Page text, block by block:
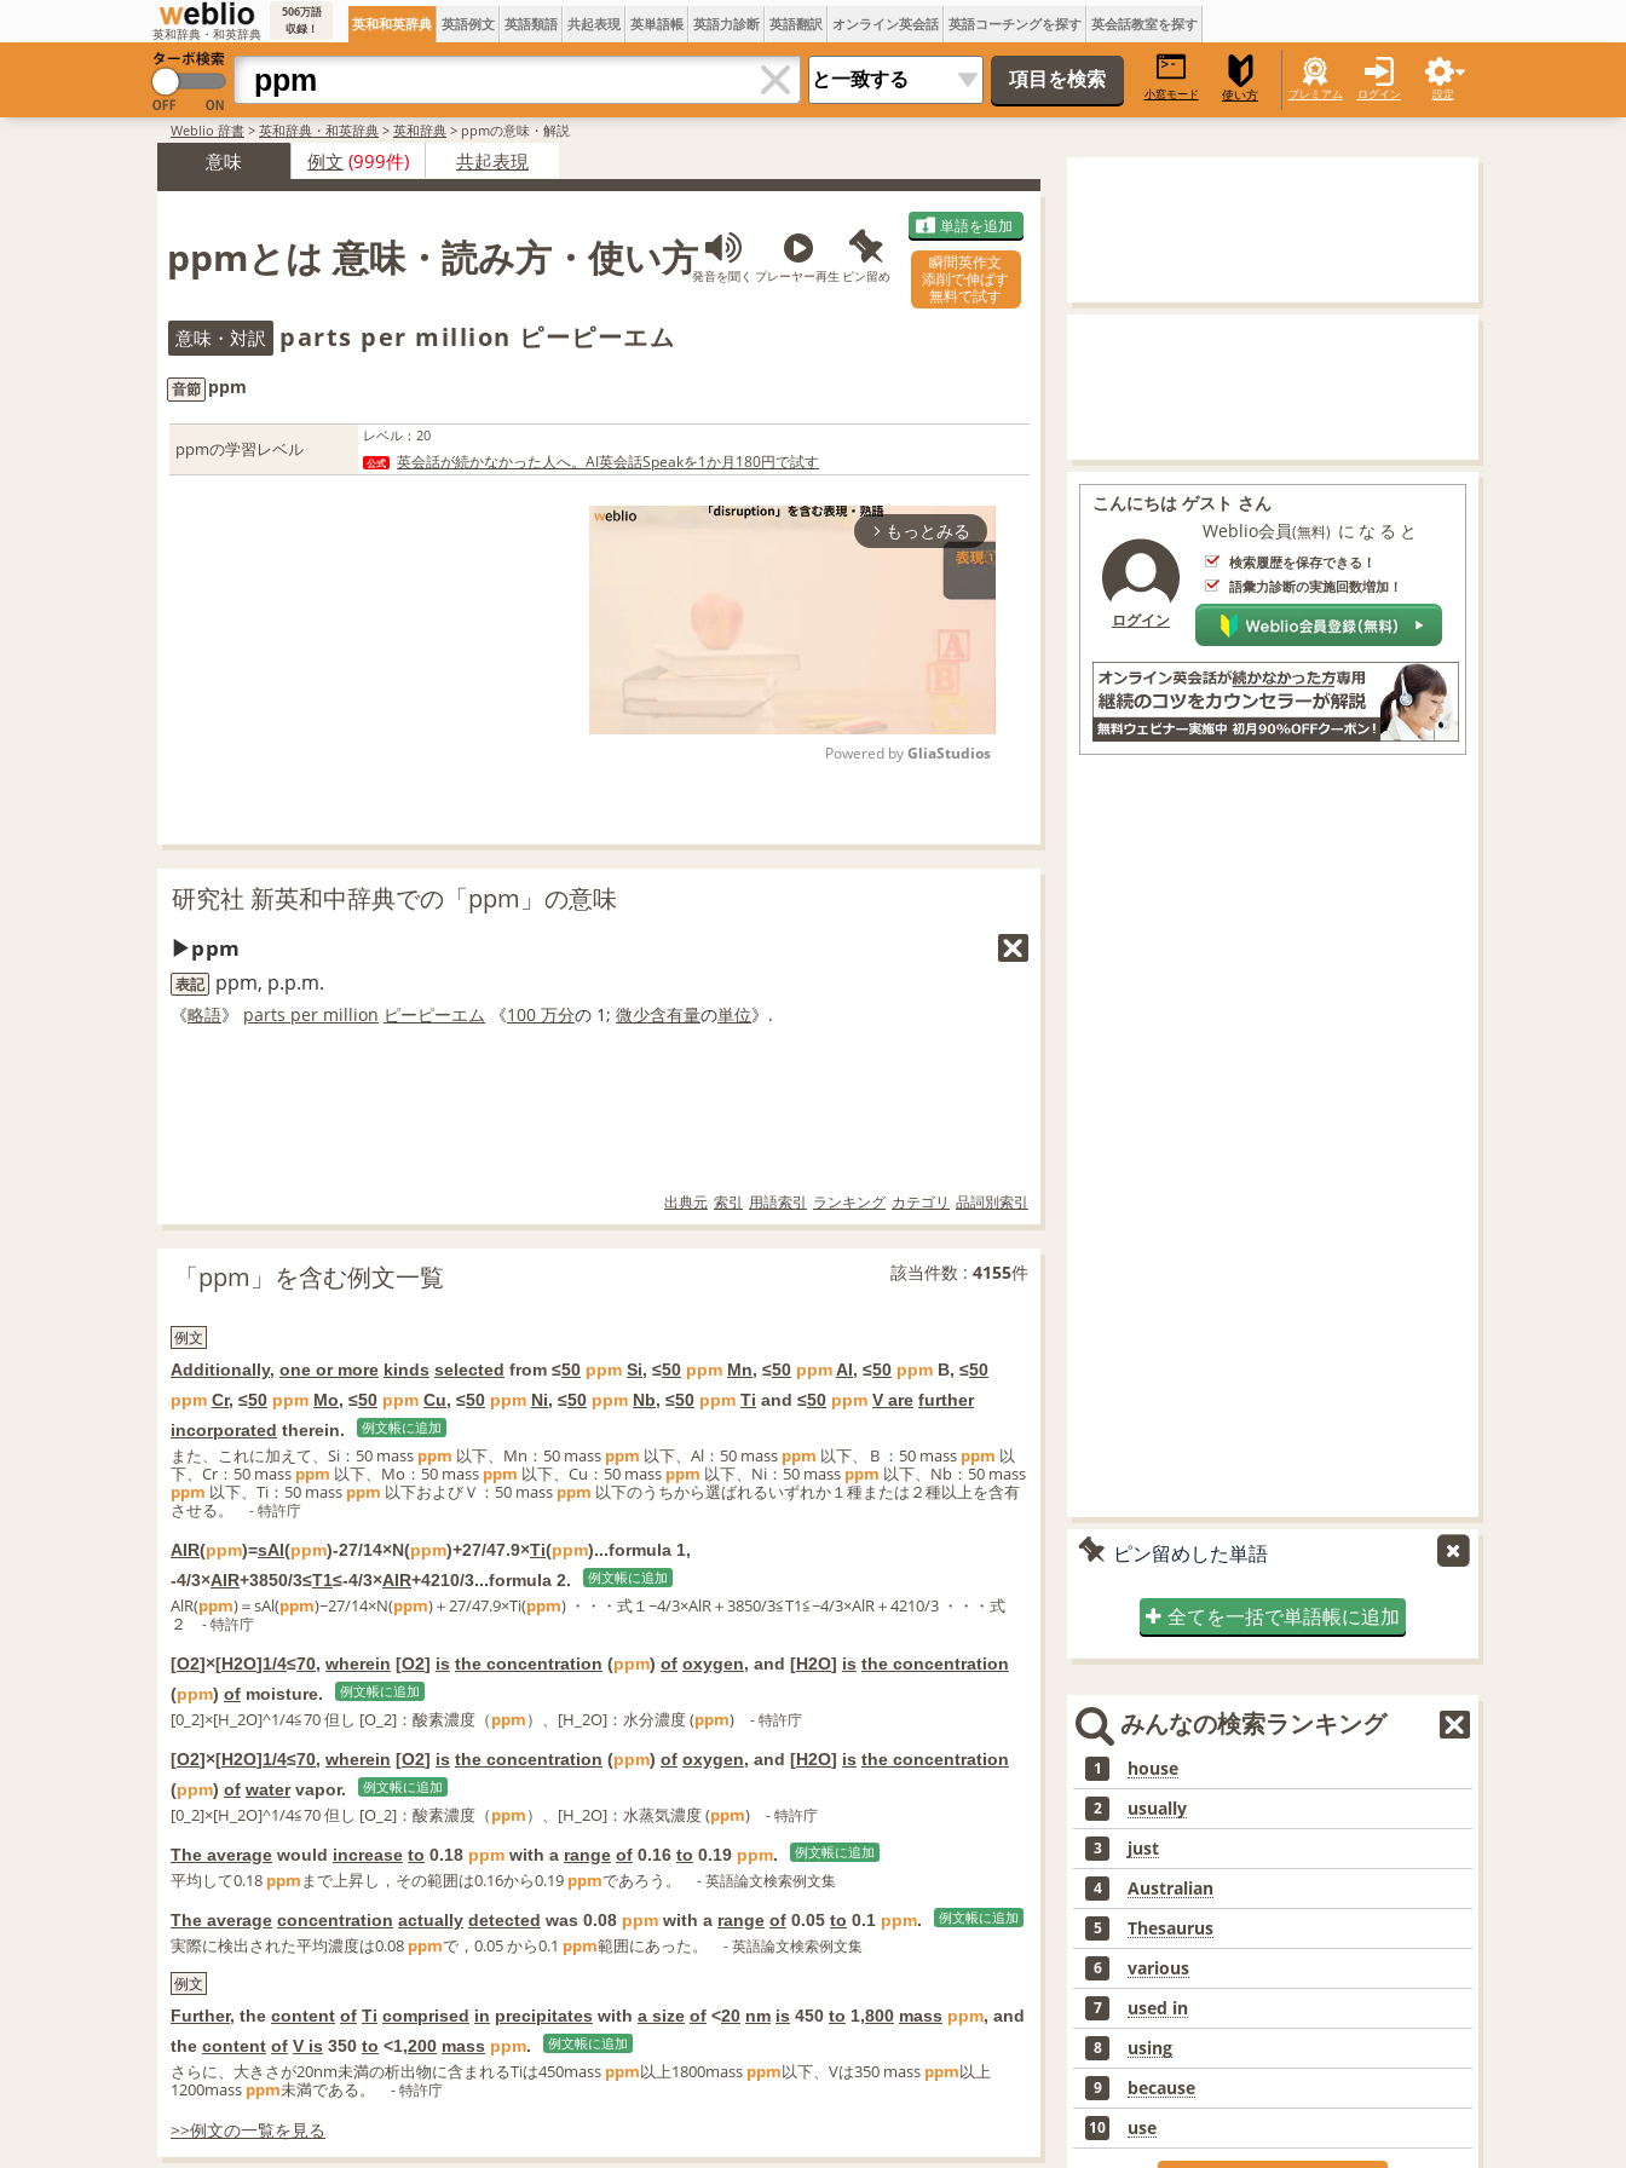
英和辞典・和英辞典
506万語
収録！
英和和英辞典 英語例文 英語類語 共起表現 英単語帳 英語力診断 英語翻訳 オンライン英会話 英語コーチングを探す 英会話教室を探す
小窓モード 使い方 プレミアム ログイン 設定
Weblio 辞書 > 英和辞典・和英辞典 > 英和辞典 > ppmの意味・解説
意味 例文 (999件) 共起表現
ppmとは 意味・読み方・使い方発音を聞く プレーヤー再生 ピン留め
単語を追加
瞬間英作文
添削で伸ばす
無料で試す
意味・対訳 parts per million ピーピーエム
音節 ppm
ppmの学習レベル
レベル ： 20
公式 英会話が続かなかった人へ。AI英会話Speakを1か月180円で試す
arrow_forward_ios もっとみる
Powered by GliaStudios
研究社 新英和中辞典での「ppm」の意味
ppm
表記 ppm, p.p.m.
《略語》 parts per million ピーピーエム 《100 万分の 1; 微少含有量の単位》.
出典元 索引 用語索引 ランキング カテゴリ 品詞別索引
「ppm」を含む例文一覧 該当件数 : 4155件
例文
Additionally, one or more kinds selected from ≤50 ppm Si, ≤50 ppm Mn, ≤50 ppmAl, ≤50 ppm B, ≤50
ppm Cr, ≤50 ppm Mo, ≤50 ppm Cu, ≤50 ppm Ni, ≤50 ppm Nb, ≤50 ppm Ti and ≤50 ppm V are further
incorporated therein. 例文帳に追加
また、これに加えて、Si：50 mass ppm 以下、Mn：50 mass ppm 以下、Al：50 mass ppm 以下、Ｂ：50 mass ppm 以
下、Cr：50 mass ppm 以下、Mo：50 mass ppm 以下、Cu：50 mass ppm 以下、Ni：50 mass ppm 以下、Nb：50 mass
ppm 以下、Ti：50 mass ppm 以下およびＶ：50 mass ppm 以下のうちから選ばれるいずれか１種または２種以上を含有
させる。
- 特許庁
AIR(ppm)=sAl(ppm)-27/14×N(ppm)+27/47.9×Ti(ppm)...formula 1,
-4/3×AIR+3850/3≤T1≤-4/3×AIR+4210/3...formula 2. 例文帳に追加
AlR(ppm)＝sAl(ppm)−27/14×N(ppm)＋27/47.9×Ti(ppm) ・・・式１−4/3×AlR＋3850/3≦T1≦−4/3×AlR＋4210/3 ・・・式
２
- 特許庁
[O2]×[H2O]1/4≤70, wherein [O2] is the concentration (ppm) of oxygen, and [H2O] is the concentration
(ppm) of moisture. 例文帳に追加
[0_2]×[H_2O]^1/4≦70 但し [O_2]：酸素濃度（ppm）、[H_2O]：水分濃度 (ppm) - 特許庁
[O2]×[H2O]1/4≤70, wherein [O2] is the concentration (ppm) of oxygen, and [H2O] is the concentration
(ppm) of watervapor. 例文帳に追加
[0_2]×[H_2O]^1/4≦70 但し [O_2]：酸素濃度（ppm）、[H_2O]：水蒸気濃度 (ppm) - 特許庁
The average would increase to 0.18 ppm with a range of 0.16 to 0.19 ppm. 例文帳に追加
平均して0.18 ppmまで上昇し，その範囲は0.16から0.19 ppmであろう。 - 英語論文検索例文集
The average concentration actually detected was 0.08 ppm with a range of 0.05 to 0.1 ppm. 例文帳に追加
実際に検出された平均濃度は0.08 ppmで，0.05 から0.1 ppm範囲にあった。
- 英語論文検索例文集
例文
Further, the content of Ti comprised in precipitates with a size of <20 nm is 450 to 1,800 mass ppm, and
the content of V is 350 to <1,200 mass ppm. 例文帳に追加
さらに、大きさが20nm未満の析出物に含まれるTiは450mass ppm以上1800mass ppm以下、Vは350 mass ppm以上
1200mass ppm未満である。 - 特許庁
>>例文の一覧を見る
こんにちは ゲスト さん
ログイン
Weblio会員(無料) になると
検索履歴を保存できる！
語彙力診断の実施回数増加！
ピン留めした単語
全てを一括で単語帳に追加
みんなの検索ランキング
1 house
2 usually
3 just
4 Australian
5 Thesaurus
6 various
7 used in
8 using
9 because
10 use